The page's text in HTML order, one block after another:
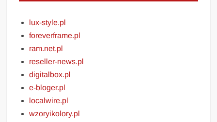
lux-style.pl
foreverframe.pl
ram.net.pl
reseller-news.pl
digitalbox.pl
e-bloger.pl
localwire.pl
wzoryikolory.pl